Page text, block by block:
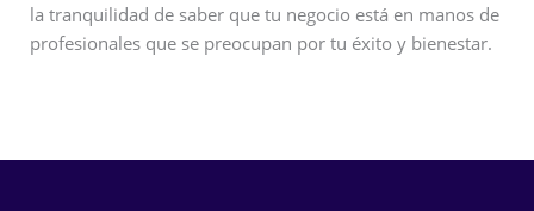
la tranquilidad de saber que tu negocio está en manos de
profesionales que se preocupan por tu éxito y bienestar.